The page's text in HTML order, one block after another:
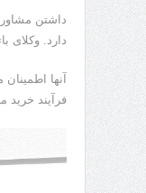
داشتن
دارد. وکلای
آنها
فرآیند خرید